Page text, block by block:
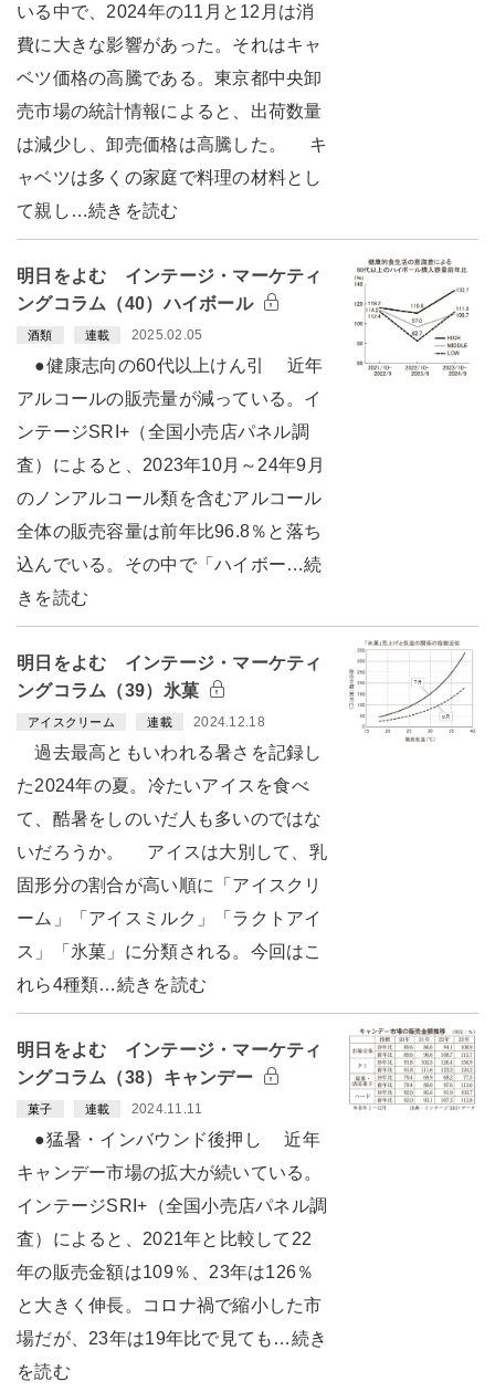
いる中で、2024年の11月と12月は消
費に大きな影響があった。それはキャ
ベツ価格の高騰である。東京都中央卸
売市場の統計情報によると、出荷数量
は減少し、卸売価格は高騰した。 キ
ャベツは多くの家庭で料理の材料とし
て親し…続きを読む
明日をよむ インテージ・マーケティ
ングコラム（40）ハイボール
酒類 連載 2025.02.05
●健康志向の60代以上けん引 近年
アルコールの販売量が減っている。イ
ンテージSRI+（全国小売店パネル調
査）によると、2023年10月～24年9月
のノンアルコール類を含むアルコール
全体の販売容量は前年比96.8％と落ち
込んでいる。その中で「ハイボー…続
きを読む
明日をよむ インテージ・マーケティ
ングコラム（39）氷菓
アイスクリーム 連載 2024.12.18
過去最高ともいわれる暑さを記録し
た2024年の夏。冷たいアイスを食べ
て、酷暑をしのいだ人も多いのではな
いだろうか。 アイスは大別して、乳
固形分の割合が高い順に「アイスクリ
ーム」「アイスミルク」「ラクトアイ
ス」「氷菓」に分類される。今回はこ
れら4種類…続きを読む
明日をよむ インテージ・マーケティ
ングコラム（38）キャンデー
菓子 連載 2024.11.11
●猛暑・インバウンド後押し 近年
キャンデー市場の拡大が続いている。
インテージSRI+（全国小売店パネル調
査）によると、2021年と比較して22
年の販売金額は109％、23年は126％
と大きく伸長。コロナ禍で縮小した市
場だが、23年は19年比で見ても…続き
を読む